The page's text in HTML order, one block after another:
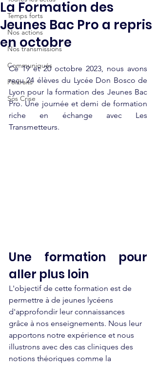
Temps forts
Nos actions
Nos transmissions
Communiqués
Portraits
Sos Crise
La Formation des
Jeunes Bac Pro a repris
en octobre
Ce 19 et 20 octobre 2023, nous avons
reçu 24 élèves du Lycée Don Bosco de
Lyon pour la formation des Jeunes Bac
Pro. Une journée et demi de formation
riche en échange avec Les
Transmetteurs.
Une formation pour
aller plus loin
L'objectif de cette formation est de
permettre à de jeunes lycéens
d'approfondir leur connaissances
grâce à nos enseignements. Nous leur
apportons notre expérience et nous
illustrons avec des cas cliniques des
notions théoriques comme la